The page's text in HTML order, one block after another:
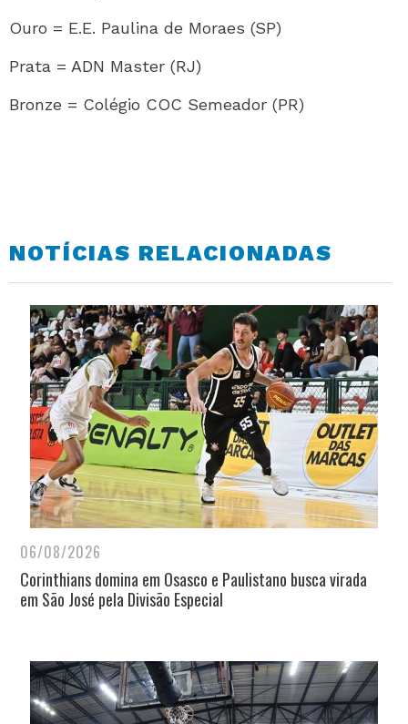
Ouro = E.E. Paulina de Moraes (SP)
Prata = ADN Master (RJ)
Bronze = Colégio COC Semeador (PR)
NOTÍCIAS RELACIONADAS
06/08/2026
Corinthians domina em Osasco e Paulistano busca virada
em São José pela Divisão Especial